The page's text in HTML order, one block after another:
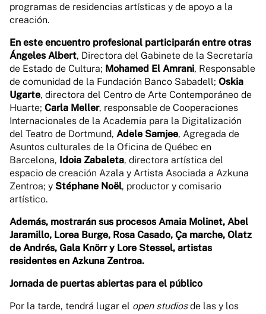
programas de residencias artísticas y de apoyo a la
creación.
En este encuentro profesional participarán entre otras
Ángeles Albert, Directora del Gabinete de la Secretaría
de Estado de Cultura; Mohamed El Amrani, Responsable
de comunidad de la Fundación Banco Sabadell; Oskia
Ugarte, directora del Centro de Arte Contemporáneo de
Huarte; Carla Meller, responsable de Cooperaciones
Internacionales de la Academia para la Digitalización
del Teatro de Dortmund, Adèle Samjee, Agregada de
Asuntos culturales de la Oficina de Québec en
Barcelona, Idoia Zabaleta, directora artística del
espacio de creación Azala y Artista Asociada a Azkuna
Zentroa; y Stéphane Noël, productor y comisario
artístico.
Además, mostrarán sus procesos Amaia Molinet, Abel
Jaramillo, Lorea Burge, Rosa Casado, Ça marche, Olatz
de Andrés, Gala Knörr y Lore Stessel, artistas
residentes en Azkuna Zentroa.
Jornada de puertas abiertas para el público
Por la tarde, tendrá lugar el open studiosde las y los